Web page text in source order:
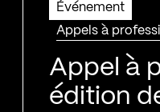
Événement
Appels à
Appel à
édition